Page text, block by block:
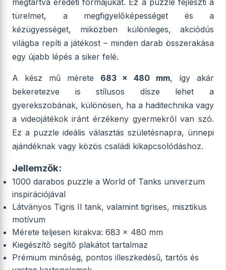
megtartva eredeti formájukat. Ez a puzzle fejleszti a
türelmet, a megfigyelőképességet és a
kézügyességet, miközben különleges, akciódús
világba repíti a játékost – minden darab összerakása
egy újabb lépés a siker felé.
A kész mű mérete 683 x 480 mm, így akár
bekeretezve is stílusos dísze lehet a
gyerekszobának, különösen, ha a haditechnika vagy
a videojátékok iránt érzékeny gyermekről van szó.
Ez a puzzle ideális választás születésnapra, ünnepi
ajándéknak vagy közös családi kikapcsolódáshoz.
Jellemzők:
1000 darabos puzzle a World of Tanks univerzum
inspirációjával
Látványos Tigris II tank, valamint tigrises, misztikus
motívum
Mérete teljesen kirakva: 683 x 480 mm
Kiegészítő segítő plakátot tartalmaz
Prémium minőség, pontos illeszkedésű, tartós és